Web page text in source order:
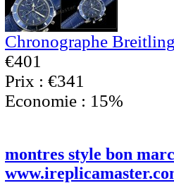
Chronographe
€401
Prix : €341
Economie : 15%
montres style bon